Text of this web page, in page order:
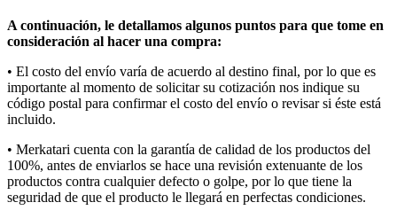
A continuación, le detallamos algunos puntos para que tome en
consideración al hacer una compra:
• El costo del envío varía de acuerdo al destino final, por lo que es
importante al momento de solicitar su cotización nos indique su
código postal para confirmar el costo del envío o revisar si éste está
incluido.
• Merkatari cuenta con la garantía de calidad de los productos del
100%, antes de enviarlos se hace una revisión extenuante de los
productos contra cualquier defecto o golpe, por lo que tiene la
seguridad de que el producto le llegará en perfectas condiciones.